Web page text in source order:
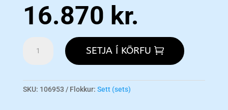
16.870 kr.
Model
Set
SETJA Í KÖRFU
SKU: 106953 Flokkur: Sett (sets)